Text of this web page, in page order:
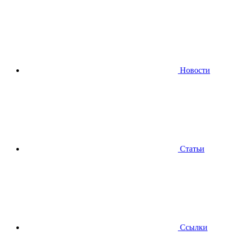
Новости
Статьи
Ссылки